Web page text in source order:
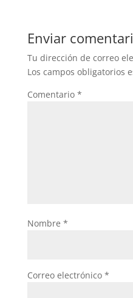
b
o
o
k
A
p
p
Enviar
Tu dirección de correo
Los campos obligatorios
Comentario *
Nombre *
Correo electrónico *